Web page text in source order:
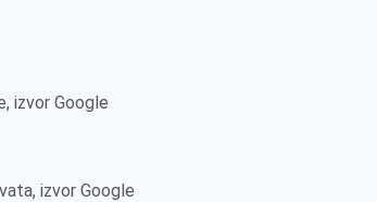
izvor Google
izvor Google